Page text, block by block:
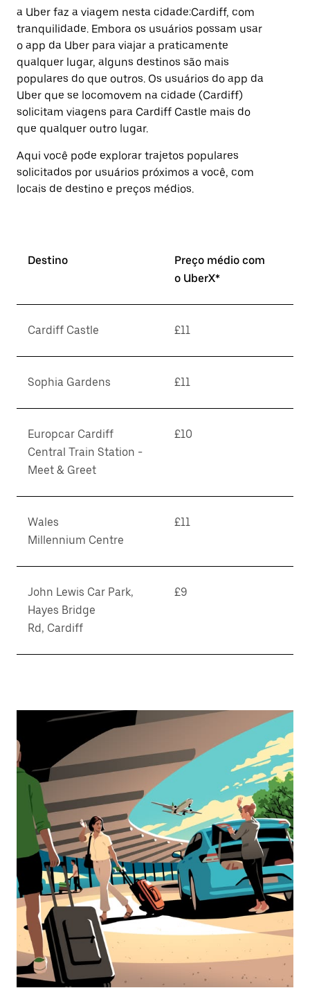
selecionar
uma
Pressione
a
tecla
“ESC”
para
fechar
o
calendário.
a Uber faz a viagem nesta cidade:Cardiff, com
tranquilidade. Embora os usuários possam usar
o app da Uber para viajar a praticamente
qualquer lugar, alguns destinos são mais
populares do que outros. ⁠Os usuários do app da
Uber que se locomovem na cidade (Cardiff)
solicitam viagens para Cardiff Castle mais do
que qualquer outro lugar.
Aqui você pode explorar trajetos populares
solicitados por usuários próximos a você, com
locais de destino e preços médios.
Destino
Preço médio com
o UberX*
Cardiff Castle £11
Sophia Gardens £11
Europcar Cardiff
Central Train Station -
Meet & Greet
£10
Wales
Millennium Centre
£11
John Lewis Car Park,
Hayes Bridge
Rd, Cardiff
£9